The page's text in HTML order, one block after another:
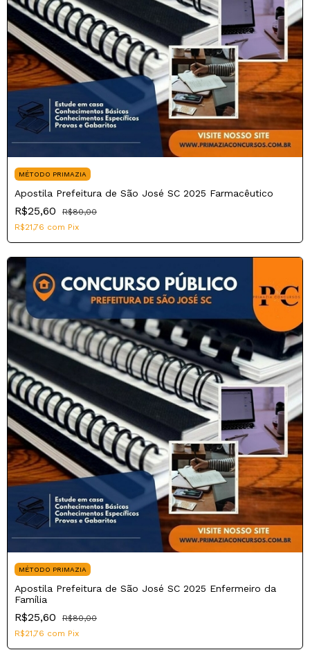
MÉTODO PRIMAZIA
Apostila Prefeitura de São José SC 2025 Farmacêutico
R$25,60
R$80,00
R$21,76 com Pix
MÉTODO PRIMAZIA
Apostila Prefeitura de São José SC 2025 Enfermeiro da
Família
R$25,60
R$80,00
R$21,76 com Pix